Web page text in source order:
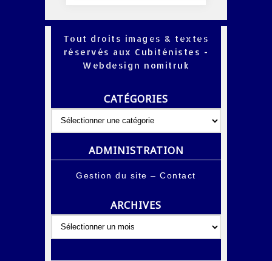
Tout droits images & textes
réservés aux Cubiténistes -
Webdesign nomitruk
CATÉGORIES
Catégories
ADMINISTRATION
Gestion du site –Contact
ARCHIVES
Archives